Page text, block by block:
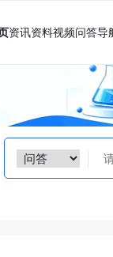
资讯资料视频问答导